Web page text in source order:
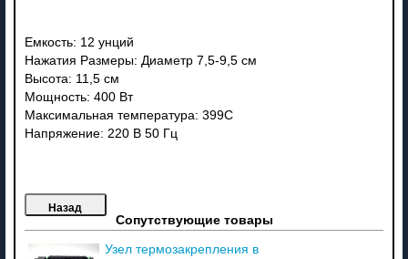
Емкость: 12 унций
Нажатия Размеры: Диаметр 7,5-9,5 см
Высота: 11,5 см
Мощность: 400 Вт
Максимальная температура: 399C
Напряжение: 220 В 50 Гц
Сопутствующие товары
Узел термозакрепления в